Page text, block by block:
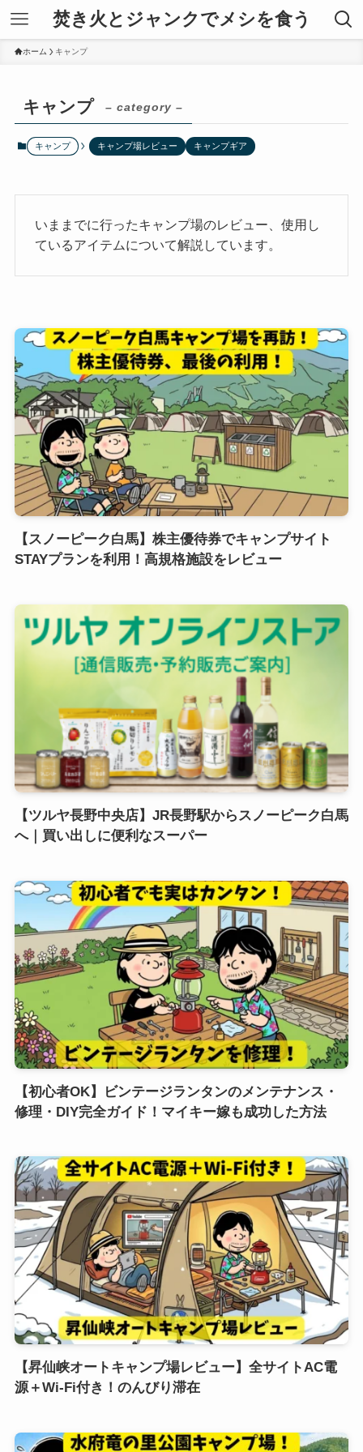
焚き火とジャンクでメシを食う
ホーム キャンプ
キャンプ – category –
キャンプ キャンプ場レビュー キャンプギア
いままでに行ったキャンプ場のレビュー、使用し
ているアイテムについて解説しています。
【スノーピーク白馬】株主優待券でキャンプサイト
STAYプランを利用！高規格施設をレビュー
【ツルヤ長野中央店】JR長野駅からスノーピーク白馬
へ｜買い出しに便利なスーパー
【初心者OK】ビンテージランタンのメンテナンス・
修理・DIY完全ガイド！マイキー嫁も成功した方法
【昇仙峡オートキャンプ場レビュー】全サイトAC電
源＋Wi-Fi付き！のんびり滞在